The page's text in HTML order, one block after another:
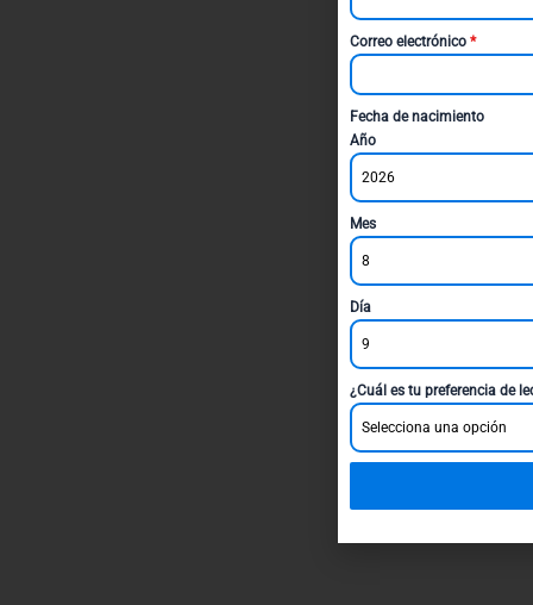
Correo electrónico *
Fecha de nacimiento
Año
2026
Mes
8
Día
9
¿Cuál es tu preferencia de
Selecciona una opción